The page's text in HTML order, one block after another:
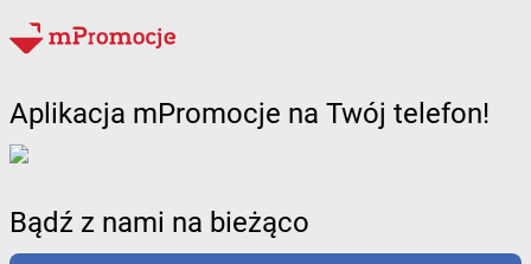
Aplikacja mPromocje na Twój telefon!
Bądź z nami na bieżąco